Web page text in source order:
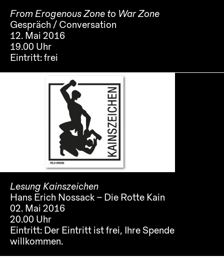
From Erogenous Zone to War Zone
Gespräch / Conversation
12. Mai 2016
19.00 Uhr
Eintritt:frei
Lesung Kainszeichen
Hans Erich Nossack – Die Rotte Kain
02. Mai 2016
20.00 Uhr
Eintritt: Der Eintritt ist frei, Ihre Spende
willkommen.